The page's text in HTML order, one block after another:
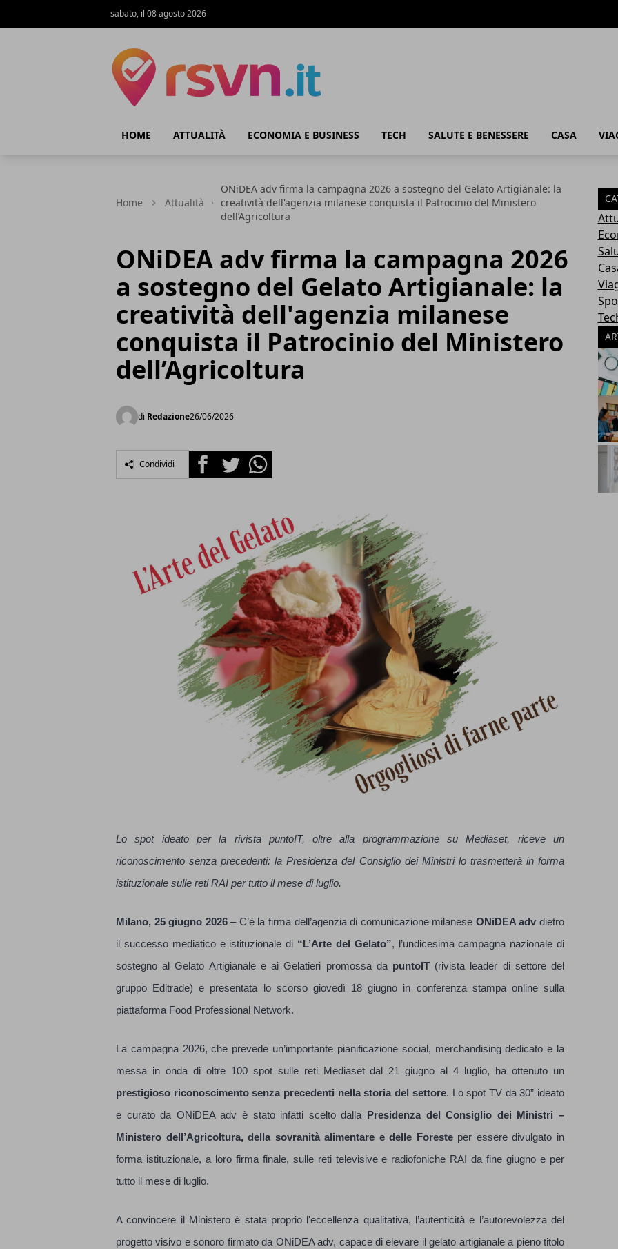
sabato, il 08 agosto 2026
HOME ATTUALITÀ ECONOMIA E BUSINESS TECH SALUTE E BENESSERE CASA
Home Attualità
ONiDEA adv firma la campagna 2026 a sostegno del Gelato Artigianale: la
creatività dell'agenzia milanese conquista il Patrocinio del Ministero
dell’Agricoltura
ONiDEA adv firma la campagna 2026
a sostegno del Gelato Artigianale: la
creatività dell'agenzia milanese
conquista il Patrocinio del Ministero
dell’Agricoltura
di Redazione26/06/2026
Condividi FacebookTwitterWhatsapp
Lo spot ideato per la rivista puntoIT, oltre alla programmazione su Mediaset, riceve un
riconoscimento senza precedenti: la Presidenza del Consiglio dei Ministri lo trasmetterà in forma
istituzionale sulle reti RAI per tutto il mese di luglio.
Milano, 25 giugno 2026– C’è la firma dell’agenzia di comunicazione milanese ONiDEA adv dietro
il successo mediatico e istituzionale di “L’Arte del Gelato”, l’undicesima campagna nazionale di
sostegno al Gelato Artigianale e ai Gelatieri promossa da puntoIT(rivista leader di settore del
gruppo Editrade) e presentata lo scorso giovedì 18 giugno in conferenza stampa online sulla
piattaforma Food Professional Network.
La campagna 2026, che prevede un’importante pianificazione social, merchandising dedicato e la
messa in onda di oltre 100 spot sulle reti Mediaset dal 21 giugno al 4 luglio, ha ottenuto un
prestigioso riconoscimento senza precedenti nella storia del settore. Lo spot TV da 30” ideato
e curato da ONiDEA adv è stato infatti scelto dalla
Presidenza del Consiglio dei Ministri –
Ministero dell’Agricoltura, della sovranità alimentare e delle Foresteper essere divulgato in
forma istituzionale, a loro firma finale, sulle reti televisive e radiofoniche RAI da fine giugno e per
tutto il mese di luglio.
A convincere il Ministero è stata proprio l'eccellenza qualitativa, l’autenticità e l’autorevolezza del
progetto visivo e sonoro firmato da ONiDEA adv, capace di elevare il gelato artigianale a pieno titolo